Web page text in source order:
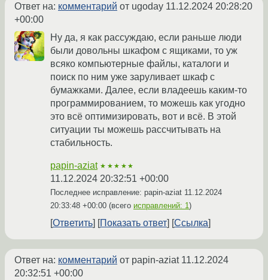
Ответ на: комментарий от ugoday 11.12.2024 20:28:20
+00:00
Ну да, я как рассуждаю, если раньше люди
были довольны шкафом с ящиками, то уж
всяко компьютерные файлы, каталоги и
поиск по ним уже заруливает шкаф с
бумажками. Далее, если владеешь каким-то
программированием, то можешь как угодно
это всё оптимизировать, вот и всё. В этой
ситуации ты можешь рассчитывать на
стабильность.
papin-aziat ★★★★★
11.12.2024 20:32:51 +00:00
Последнее исправление: papin-aziat 11.12.2024
20:33:48 +00:00 (всего исправлений: 1)
Ответить Показать ответ Ссылка
Ответ на: комментарий от papin-aziat 11.12.2024
20:32:51 +00:00